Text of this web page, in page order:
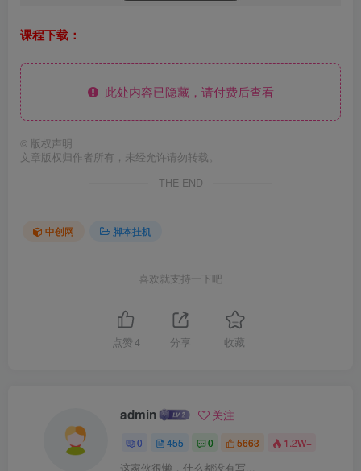
课程下载：
此处内容已隐藏，请付费后查看
© 版权声明
文章版权归作者所有，未经允许请勿转载。
THE END
中创网 脚本挂机
喜欢就支持一下吧
点赞 4 分享 收藏
admin 关注
0 455 0 5663 1.2W+
这家伙很懒，什么都没有写...